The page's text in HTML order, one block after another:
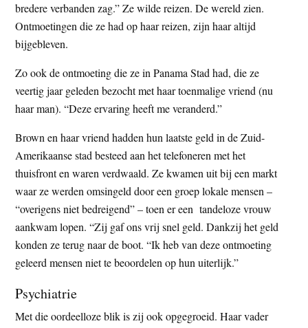
bredere verbanden zag.” Ze wilde reizen. De wereld zien.
Ontmoetingen die ze had op haar reizen, zijn haar altijd
bijgebleven.
Zo ook de ontmoeting die ze in Panama Stad had, die ze
veertig jaar geleden bezocht met haar toenmalige vriend (nu
haar man). “Deze ervaring heeft me veranderd.”
Brown en haar vriend hadden hun laatste geld in de Zuid-
Amerikaanse stad besteed aan het telefoneren met het
thuisfront en waren verdwaald. Ze kwamen uit bij een markt
waar ze werden omsingeld door een groep lokale mensen –
“overigens niet bedreigend” – toen er een tandeloze vrouw
aankwam lopen. “Zij gaf ons vrij snel geld. Dankzij het geld
konden ze terug naar de boot. “Ik heb van deze ontmoeting
geleerd mensen niet te beoordelen op hun uiterlijk.”
Psychiatrie
Met die oordeelloze blik is zij ook opgegroeid. Haar vader